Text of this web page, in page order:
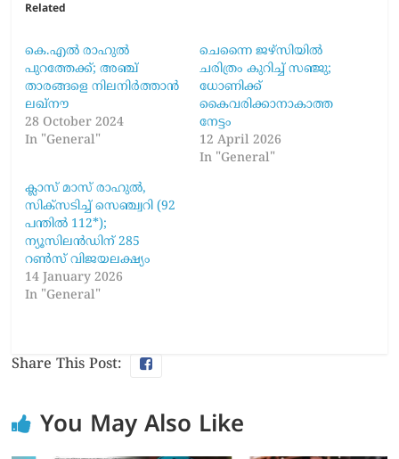
Related
കെ.എൽ രാഹുൽ
പുറത്തേക്ക്; അഞ്ച്
താരങ്ങളെ നിലനിർത്താൻ
ലഖ്‌നൗ
28 October 2024
In "General"
ചെന്നൈ ജഴ്സിയിൽ
ചരിത്രം കുറിച്ച് സഞ്ജു;
ധോണിക്ക്
കൈവരിക്കാനാകാത്ത
നേട്ടം
12 April 2026
In "General"
ക്ലാസ് മാസ് രാഹുൽ,
സിക്സടിച്ച് സെഞ്ച്വറി (92
പന്തിൽ 112*);
ന്യൂസിലൻഡിന് 285
റൺസ് വിജയലക്ഷ്യം
14 January 2026
In "General"
Share This Post:
You May Also Like